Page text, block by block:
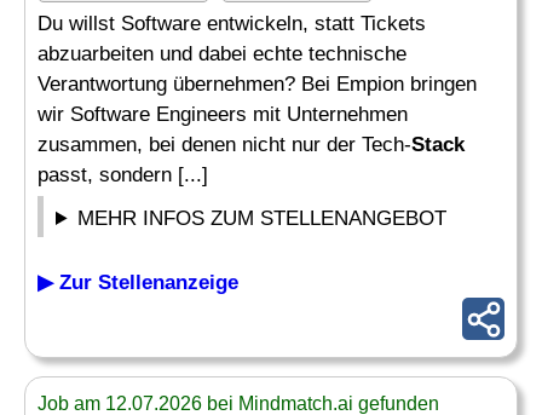
Du willst Software entwickeln, statt Tickets
abzuarbeiten und dabei echte technische
Verantwortung übernehmen? Bei Empion bringen
wir Software Engineers mit Unternehmen
zusammen, bei denen nicht nur der Tech-Stack
passt, sondern [...]
MEHR INFOS ZUM STELLENANGEBOT
▶ Zur Stellenanzeige
Job am 12.07.2026 bei Mindmatch.ai gefunden